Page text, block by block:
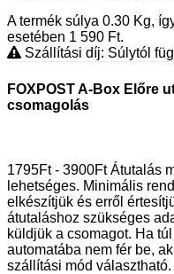
A termék súlya 0.30 Kg,
esetében 1 590 Ft.
Szállítási díj: Súlytól
FOXPOST A-Box Előre
csomagolás
1795Ft - 3900Ft Átutalás
lehetséges. Minimális
elkészítjük és erről
átutaláshoz szükséges
küldjük a csomagot. Ha
automatába nem fér be,
szállítási mód választható.